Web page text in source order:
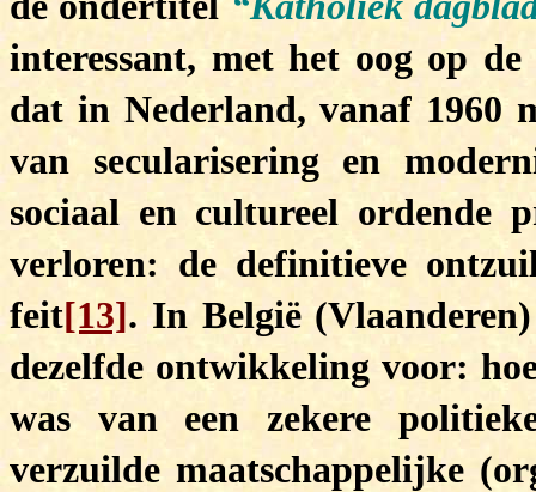
interessant, met het oog op
dat in Nederland, vanaf 1960
van secularisering en
sociaal en cultureel ordende
verloren: de definitieve
feit[13]. In België
dezelfde ontwikkeling voor:
was van een zekere
verzuilde maatschappelijke